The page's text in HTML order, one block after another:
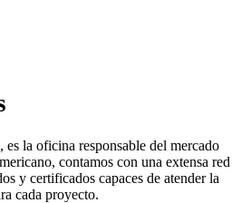
la oficina responsable del mercado
contamos con una extensa red
y certificados capaces de atender la
cada proyecto.